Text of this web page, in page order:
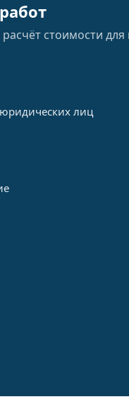
стоимости для
лиц